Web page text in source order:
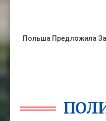
Польша Предложила